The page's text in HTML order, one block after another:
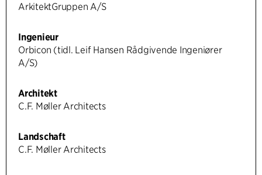
ArkitektGruppen A/S
Ingenieur
Orbicon (tidl. Leif Hansen Rådgivende Ingeniører
A/S)
Architekt
C.F. Møller Architects
Landschaft
C.F. Møller Architects